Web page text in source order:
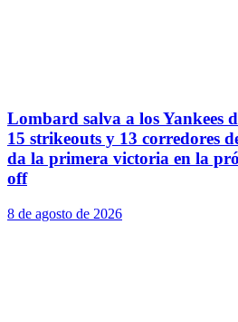
Lombard salva a los Yankees
15 strikeouts y 13 corredores
da la primera victoria en la
off
8 de agosto de 2026